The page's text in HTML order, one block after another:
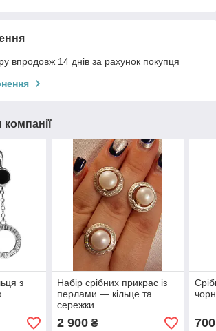
впродовж 14 днів за рахунок покупця
компанії
з
Набір срібних прикрас із
перлами — кільце та
сережки
2 900₴ 700